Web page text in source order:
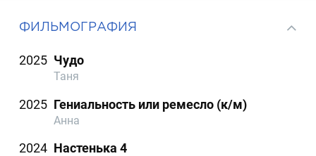
ФИЛЬМОГРАФИЯ
2025 Чудо
Таня
2025 Гениальность или ремесло (к/м)
Анна
2024 Настенька 4